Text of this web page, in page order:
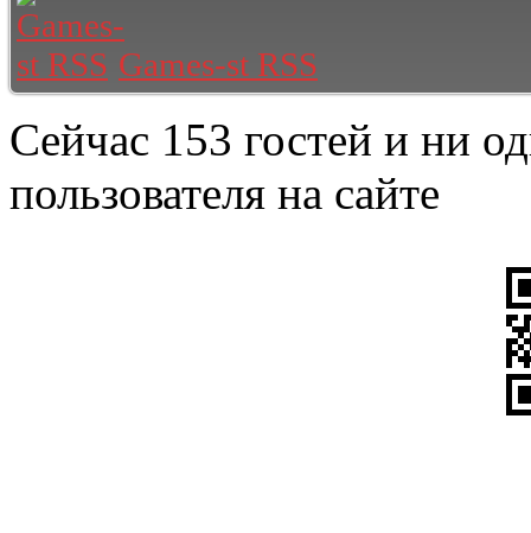
Games-st RSS
Сейчас 153 гостей и ни
пользователя на сайте